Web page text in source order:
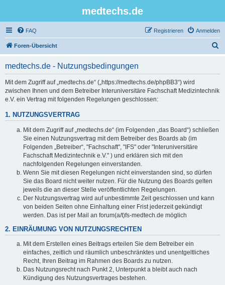
medtechs.de
FAQ Anmelden
Registrieren
Foren-Übersicht
medtechs.de - Nutzungsbedingungen
Mit dem Zugriff auf „medtechs.de“ („https://medtechs.de/phpBB3“) wird
zwischen Ihnen und dem Betreiber Interuniversitäre Fachschaft Medizintechnik
e.V. ein Vertrag mit folgenden Regelungen geschlossen:
1. NUTZUNGSVERTRAG
Mit dem Zugriff auf „medtechs.de“ (im Folgenden „das Board“) schließen
Sie einen Nutzungsvertrag mit dem Betreiber des Boards ab (im
Folgenden „Betreiber“, "Fachschaft", "IFS" oder "Interuniversitäre
Fachschaft Medizintechnik e.V." ) und erklären sich mit den
nachfolgenden Regelungen einverstanden.
Wenn Sie mit diesen Regelungen nicht einverstanden sind, so dürfen
Sie das Board nicht weiter nutzen. Für die Nutzung des Boards gelten
jeweils die an dieser Stelle veröffentlichten Regelungen.
Der Nutzungsvertrag wird auf unbestimmte Zeit geschlossen und kann
von beiden Seiten ohne Einhaltung einer Frist jederzeit gekündigt
werden. Das ist per Mail an forum(a/t)fs-medtech.de möglich
2. EINRÄUMUNG VON NUTZUNGSRECHTEN
Mit dem Erstellen eines Beitrags erteilen Sie dem Betreiber ein
einfaches, zeitlich und räumlich unbeschränktes und unentgeltliches
Recht, Ihren Beitrag im Rahmen des Boards zu nutzen.
Das Nutzungsrecht nach Punkt 2, Unterpunkt a bleibt auch nach
Kündigung des Nutzungsvertrages bestehen.